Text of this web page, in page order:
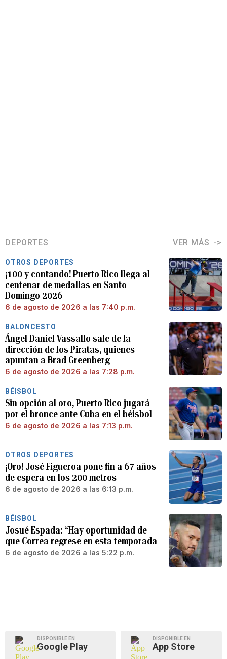
DEPORTES VER MÁS
OTROS DEPORTES
¡100 y contando! Puerto Rico llega al
centenar de medallas en Santo
Domingo 2026
6 de agosto de 2026 a las 7:40 p.m.
BALONCESTO
Ángel Daniel Vassallo sale de la
dirección de los Piratas, quienes
apuntan a Brad Greenberg
6 de agosto de 2026 a las 7:28 p.m.
BÉISBOL
Sin opción al oro, Puerto Rico jugará
por el bronce ante Cuba en el béisbol
6 de agosto de 2026 a las 7:13 p.m.
OTROS DEPORTES
¡Oro! José Figueroa pone fin a 67 años
de espera en los 200 metros
6 de agosto de 2026 a las 6:13 p.m.
BÉISBOL
Josué Espada: “Hay oportunidad de
que Correa regrese en esta temporada
6 de agosto de 2026 a las 5:22 p.m.
DISPONIBLE EN
Google Play
DISPONIBLE EN
App Store